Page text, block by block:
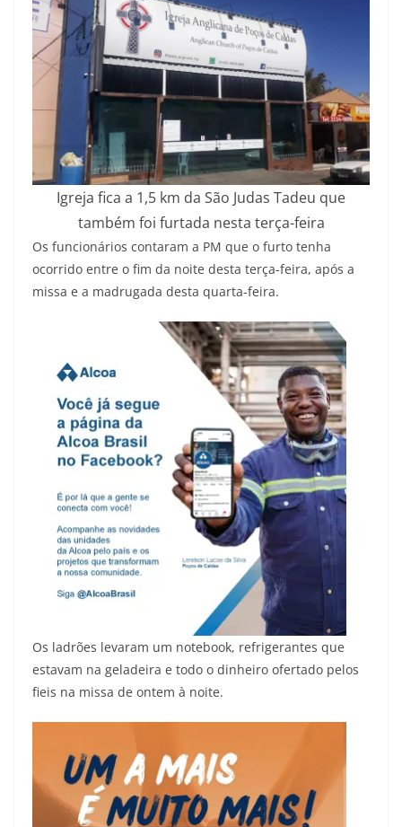
Igreja fica a 1,5 km da São Judas Tadeu que
também foi furtada nesta terça-feira
Os funcionários contaram a PM que o furto tenha
ocorrido entre o fim da noite desta terça-feira, após a
missa e a madrugada desta quarta-feira.
Os ladrões levaram um notebook, refrigerantes que
estavam na geladeira e todo o dinheiro ofertado pelos
fieis na missa de ontem à noite.